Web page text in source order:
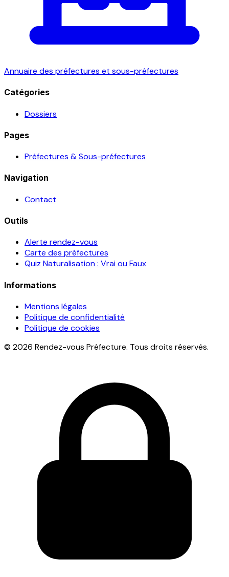
Annuaire des préfectures et sous-préfectures
Catégories
Dossiers
Pages
Préfectures & Sous-préfectures
Navigation
Contact
Outils
Alerte rendez-vous
Carte des préfectures
Quiz Naturalisation : Vrai ou Faux
Informations
Mentions légales
Politique de confidentialité
Politique de cookies
© 2026 Rendez-vous Préfecture. Tous droits réservés.